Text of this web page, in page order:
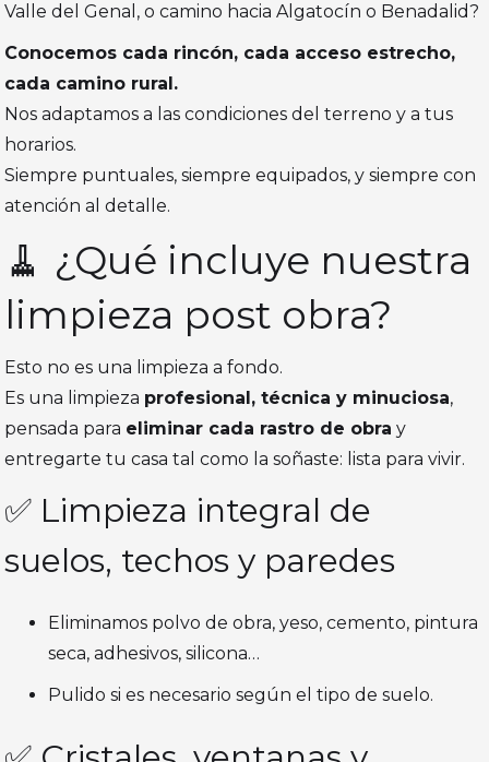
Valle del Genal, o camino hacia Algatocín o Benadalid?
Conocemos cada rincón, cada acceso estrecho,
cada camino rural.
Nos adaptamos a las condiciones del terreno y a tus
horarios.
Siempre puntuales, siempre equipados, y siempre con
atención al detalle.
🧹 ¿Qué incluye nuestra
limpieza post obra?
Esto no es una limpieza a fondo.
Es una limpieza profesional, técnica y minuciosa,
pensada para eliminar cada rastro de obra y
entregarte tu casa tal como la soñaste: lista para vivir.
✅ Limpieza integral de
suelos, techos y paredes
Eliminamos polvo de obra, yeso, cemento, pintura
seca, adhesivos, silicona…
Pulido si es necesario según el tipo de suelo.